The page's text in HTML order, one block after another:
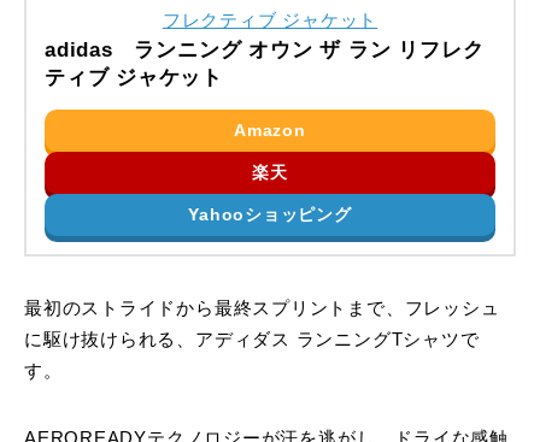
adidas ランニング オウン ザ ラン リフレク
ティブ ジャケット
Amazon
楽天
Yahooショッピング
最初のストライドから最終スプリントまで、フレッシュ
に駆け抜けられる、アディダス ランニングTシャツで
す。